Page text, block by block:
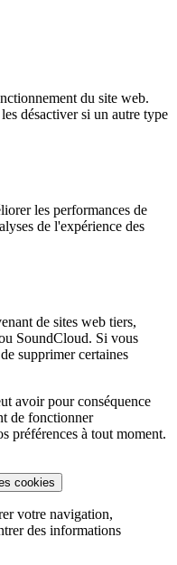
du site web.
désactiver si un autre type
les performances de
de l'expérience des
de sites web tiers,
SoundCloud. Si vous
supprimer certaines
avoir pour conséquence
de fonctionner
préférences à tout moment.
cookies
votre navigation,
des informations